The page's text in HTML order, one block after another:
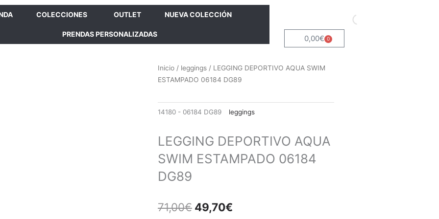
COLECCIONES OUTLET NUEVA COLECCIÓN
PRENDAS PERSONALIZADAS 0,00€ 0
Carrito
Inicio/ leggings/ LEGGING DEPORTIVO AQUA SWIM
ESTAMPADO 06184 DG89
14180 - 06184 DG89 leggings
LEGGING DEPORTIVO AQUA
SWIM ESTAMPADO 06184
DG89
71,00€ El
49,70€El